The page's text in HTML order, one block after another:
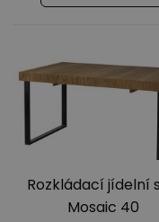
Rozkládací jídelní
Mosaic 40